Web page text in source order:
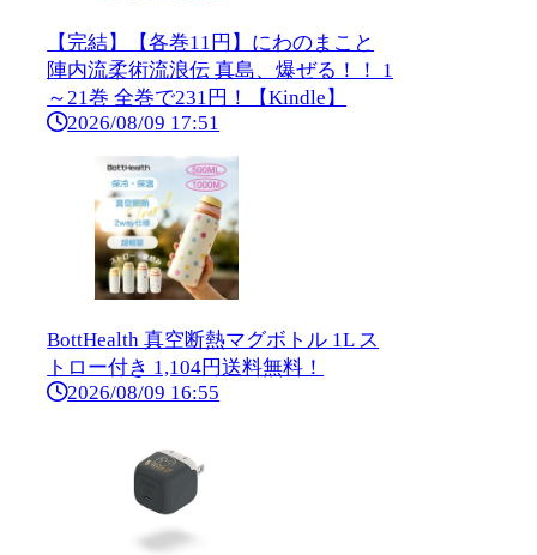
【完結】【各巻11円】にわのまこと
陣内流柔術流浪伝 真島、爆ぜる！！ 1
～21巻 全巻で231円！【Kindle】
2026/08/09 17:51
BottHealth 真空断熱マグボトル 1L ス
トロー付き 1,104円送料無料！
2026/08/09 16:55